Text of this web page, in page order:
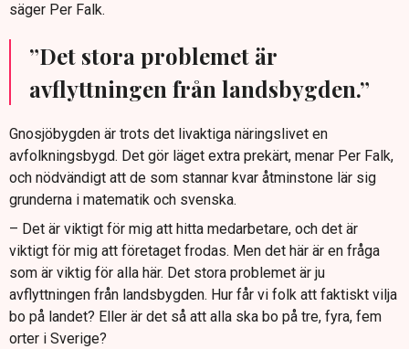
säger Per Falk.
”Det stora problemet är
avflyttningen från landsbygden.”
Gnosjöbygden är trots det livaktiga näringslivet en
avfolkningsbygd. Det gör läget extra prekärt, menar Per Falk,
och nödvändigt att de som stannar kvar åtminstone lär sig
grunderna i matematik och svenska.
– Det är viktigt för mig att hitta medarbetare, och det är
viktigt för mig att företaget frodas. Men det här är en fråga
som är viktig för alla här. Det stora problemet är ju
avflyttningen från landsbygden. Hur får vi folk att faktiskt vilja
bo på landet? Eller är det så att alla ska bo på tre, fyra, fem
orter i Sverige?